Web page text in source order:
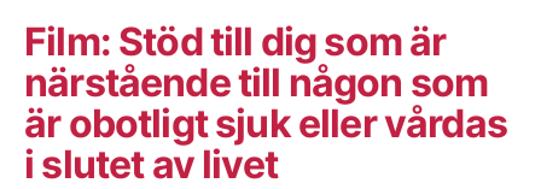
Film: Stöd till dig som är
närstående till någon som
är obotligt sjuk eller vårdas
i slutet av livet